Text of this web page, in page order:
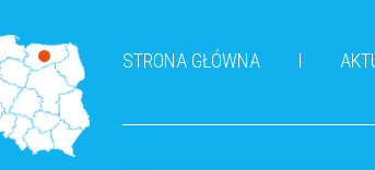
STRONA GŁÓWNA